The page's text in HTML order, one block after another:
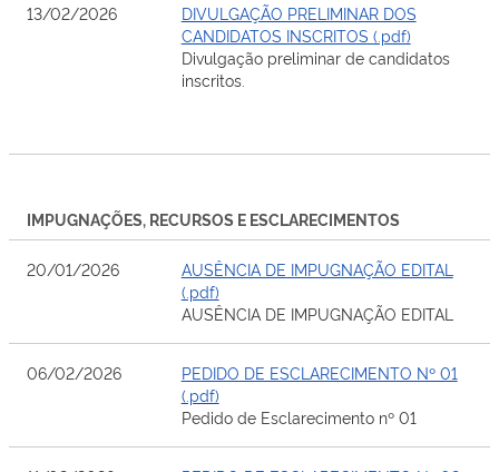
13/02/2026
DIVULGAÇÃO PRELIMINAR DOS
CANDIDATOS INSCRITOS (.pdf)
Divulgação preliminar de candidatos
inscritos.
IMPUGNAÇÕES, RECURSOS E ESCLARECIMENTOS
20/01/2026
AUSÊNCIA DE IMPUGNAÇÃO EDITAL
(.pdf)
AUSÊNCIA DE IMPUGNAÇÃO EDITAL
06/02/2026
PEDIDO DE ESCLARECIMENTO Nº 01
(.pdf)
Pedido de Esclarecimento nº 01